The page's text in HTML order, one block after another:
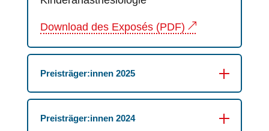
Download des Exposés (PDF)
Preisträger:innen 2025
Preisträger:innen 2024